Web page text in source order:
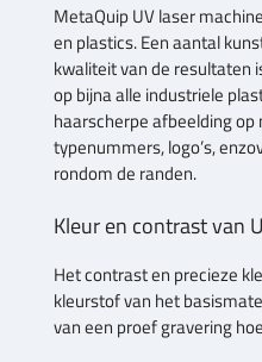
MetaQuip UV laser
en plastics. Een aantal
kwaliteit van de resultaten
op bijna alle industriele
haarscherpe afbeelding
typenummers, logo’s,
rondom de randen.
Kleur en contrast van
Het contrast en precieze
kleurstof van het
van een proef gravering